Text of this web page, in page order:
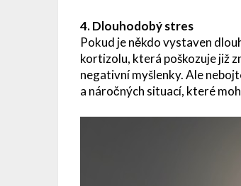
4. Dlouhodobý stres
Pokud je někdo vystaven
kortizolu, která poškozuje již
negativní myšlenky. Ale
a náročných situací, které